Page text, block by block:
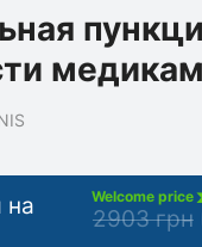
на
Welcome price
2903 грн